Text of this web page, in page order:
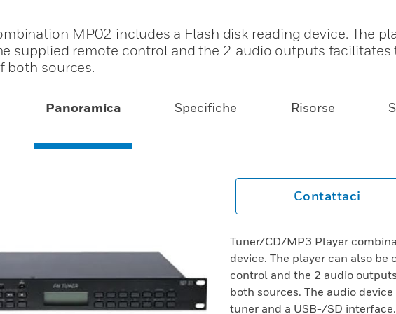
MP02 includes a Flash disk reading device. The
supplied remote control and the 2 audio outputs facilitates
both sources.
Panoramica Specifiche Risorse
Contattaci
Tuner/CD/MP3 Player
device. The player can also
control and the 2 audio
both sources. The audio
tuner and a USB-/SD